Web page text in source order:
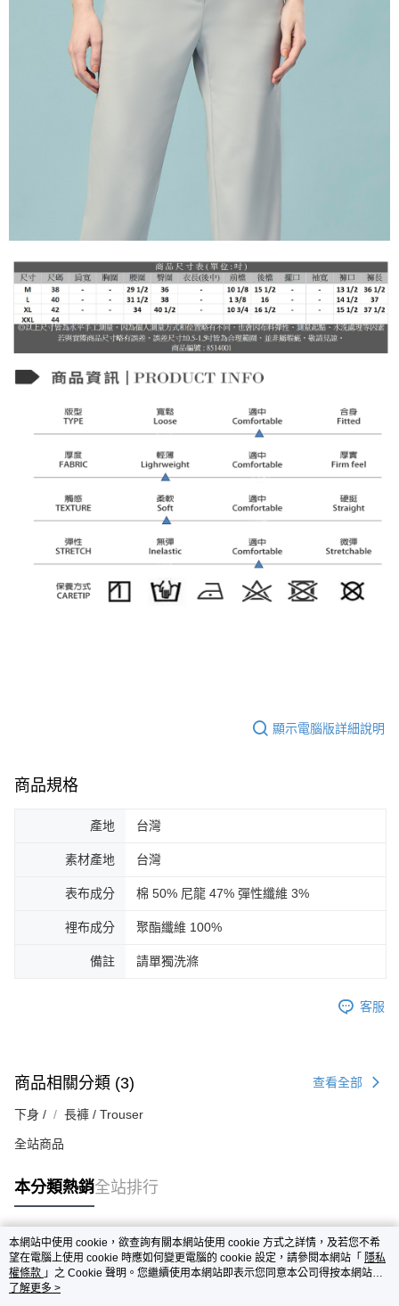
顯示電腦版詳細說明
商品規格
產地 台灣
素材產地 台灣
表布成分 棉 50% 尼龍 47% 彈性纖維 3%
裡布成分 聚酯纖維 100%
備註 請單獨洗滌
客服
商品相關分類 (3) 查看全部
下身 / 長褲 / Trouser
全站商品
本分類熱銷全站排行
熱門標籤
本網站中使用 cookie，欲查詢有關本網站使用 cookie 方式之詳情，及若您不希
望在電腦上使用 cookie 時應如何變更電腦的 cookie 設定，請參閱本網站「 隱私
權條款 」之 Cookie 聲明。您繼續使用本網站即表示您同意本公司得按本網站使
用條款之 Cookie 聲明使用 cookie。
了解更多 >